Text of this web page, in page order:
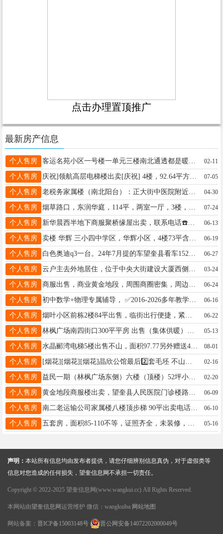
点击办理置顶推广
最新房产信息
个人售房 02-11
个人售房 庆祝]领航高层电梯楼出卖[庆祝] 4楼，92.64平方，两室一厅，家电齐全，拎包入住，可随时过户，不把大山 联系电话13163584928 07-05
个人售房 04-30
个人售房 07-24
个人售房 新华晨西半地下商服聚桥缘屋出卖，联系电话☎️18746527881 06-13
个人售房 06-19
个人售房 06-27
个人售房 03-24
个人售房 06-24
个人售房 初中数学+物理专属辅导， ✅2016-2026多年教学经验 ✅ 覆盖初一至初四全阶段 ✅小班教学/一对一/一对二 电话13836426563（微信同步） 06-16
个人售房 06-22
个人售房 05-13
个人售房 水晶郦湾电梯5楼出售不山，面积97.77另外赠送4平方，室内家电家具齐全拎包入住，联系电话18724362322 08-01
个人售房 02-16
个人售房 益民一期（林枫广场东侧）六楼（顶楼）52坪小三阳急卖，精装修有房照（满二）超低价出卖。三中、六小、一中学区房，电话：18004613532非诚勿扰 02-20
个人售房 06-09
个人售房 南二老运输公司家属楼八楼顶步梯 90平出卖电话 18645567922 06-10
个人售房 05-16
声明： 本站所有信息均由发布者提供，请您仔细辨别信息真伪，对于虚假类等
信息对您造成的任何损失，望奎信息网不承担一切责任。
Copyright © 2022-2025 望奎信息网(www.wangkui.cc) All Rights Reserved.
本网站由望奎信息网 运营维护 微信：wangkuiba 网站地图
网站备案： 晋ICP备15003148号 晋公网安备14072202000049号